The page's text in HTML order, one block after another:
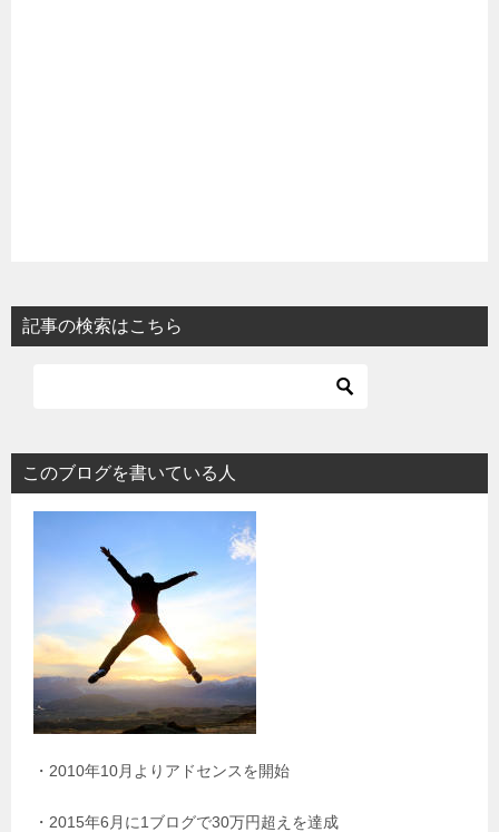
記事の検索はこちら
このブログを書いている人
・2010年10月よりアドセンスを開始
・2015年6月に1ブログで30万円超えを達成